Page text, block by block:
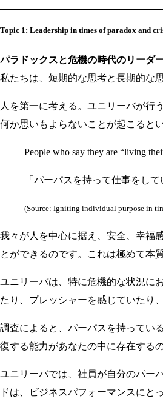
Topic 1: Leadership in times of paradox and
パラドックスと危機の時代のリーダ
私たちは、短期的な思考と長期的な
人を第一に考える。ユニリーバが行
何か思いもよらないことが起こると
People who say they are “living
「パーパスを持って仕事をし
(Source: Igniting individual purpose in
我々が人を中心に据え、安全、幸福
とができるのです。これは極めて本
ユニリーバは、特に危機的な状況に
たり、プレッシャーを感じていたり
調査によると、パーパスを持ってい
復する能力があなたの中に存在するの
ユニリーバでは、社員が自分のパー
ドは、ビジネスパフォーマンスにと